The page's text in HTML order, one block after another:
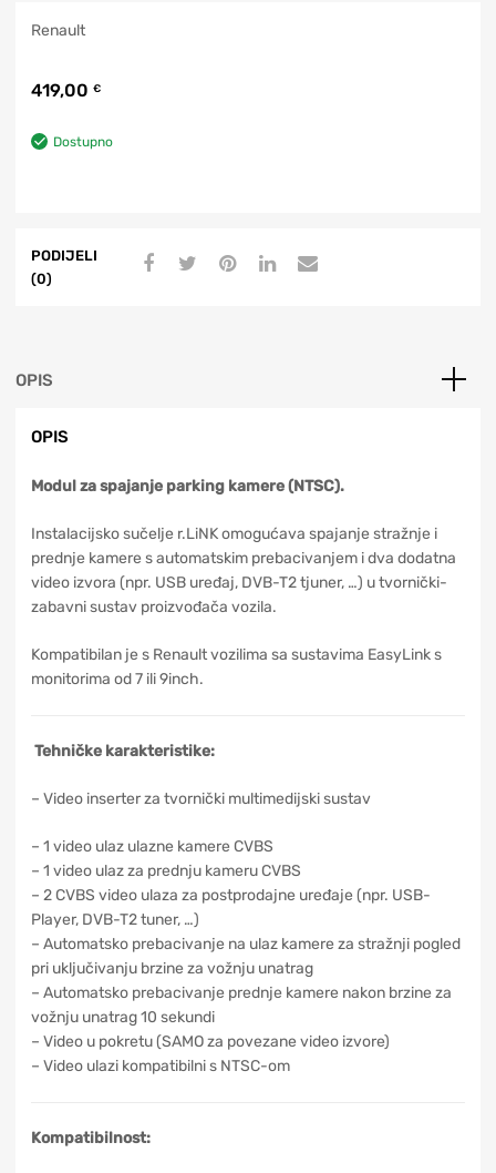
Renault
419,00 €
Dostupno
PODIJELI
(0)
OPIS
OPIS
Modul za spajanje parking kamere (NTSC).
Instalacijsko sučelje r.LiNK omogućava spajanje stražnje i
prednje kamere s automatskim prebacivanjem i dva dodatna
video izvora (npr. USB uređaj, DVB-T2 tjuner, …) u tvornički-
zabavni sustav proizvođača vozila.
Kompatibilan je s Renault vozilima sa sustavima EasyLink s
monitorima od 7 ili 9inch.
Tehničke karakteristike:
– Video inserter za tvornički multimedijski sustav
– 1 video ulaz ulazne kamere CVBS
– 1 video ulaz za prednju kameru CVBS
– 2 CVBS video ulaza za postprodajne uređaje (npr. USB-
Player, DVB-T2 tuner, …)
– Automatsko prebacivanje na ulaz kamere za stražnji pogled
pri uključivanju brzine za vožnju unatrag
– Automatsko prebacivanje prednje kamere nakon brzine za
vožnju unatrag 10 sekundi
– Video u pokretu (SAMO za povezane video izvore)
– Video ulazi kompatibilni s NTSC-om
Kompatibilnost: